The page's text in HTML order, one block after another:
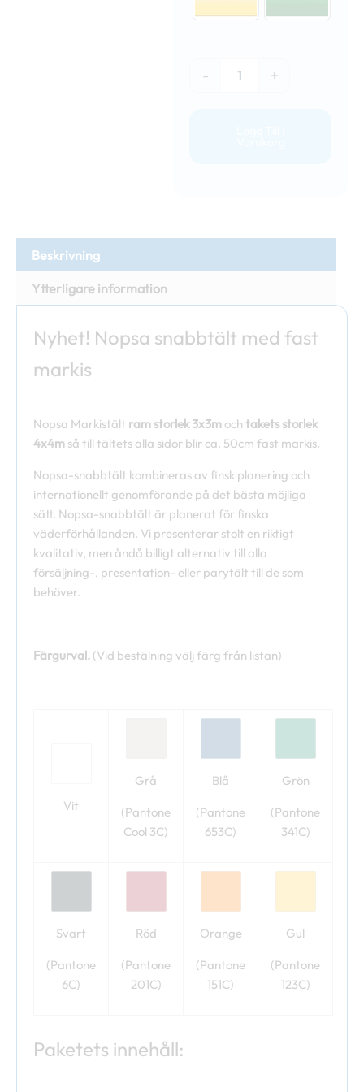
- +
Beskrivning
Ytterligare information
Nyhet! Nopsa snabbtält med fast
markis
Nopsa Markistält ram storlek 3x3m och takets storlek
4x4m så till tältets alla sidor blir ca. 50cm fast markis.
Nopsa-snabbtält kombineras av finsk planering och
internationellt genomförande på det bästa möjliga
sätt. Nopsa-snabbtält är planerat för finska
väderförhållanden. Vi presenterar stolt en riktigt
kvalitativ, men åndå billigt alternativ till alla
försäljning-, presentation- eller parytält till de som
behöver.
Färgurval. (Vid bestälning välj färg från listan)
Vit
Grå
(Pantone
Cool 3C)
Blå
(Pantone
653C)
Grön
(Pantone
341C)
Svart
(Pantone
6C)
Röd
(Pantone
201C)
Orange
(Pantone
151C)
Gul
(Pantone
123C)
Paketets innehåll: